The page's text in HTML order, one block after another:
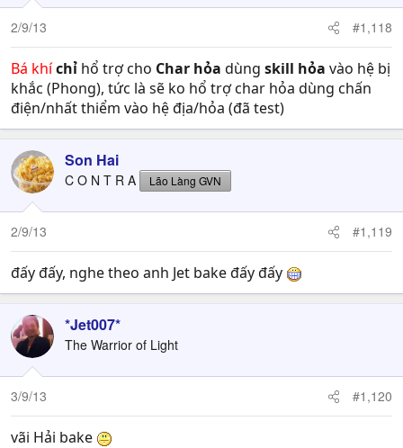
2/9/13 #1,118
Bá khíchỉ hổ trợ cho Char hỏa dùng skill hỏa vào hệ bị
khắc (Phong), tức là sẽ ko hổ trợ char hỏa dùng chấn
điện/nhất thiểm vào hệ địa/hỏa (đã test)
Son Hai
C O N T R A Lão Làng GVN
2/9/13 #1,119
đấy đấy, nghe theo anh Jet bake đấy đấy
*Jet007*
The Warrior of Light
3/9/13 #1,120
vãi Hải bake